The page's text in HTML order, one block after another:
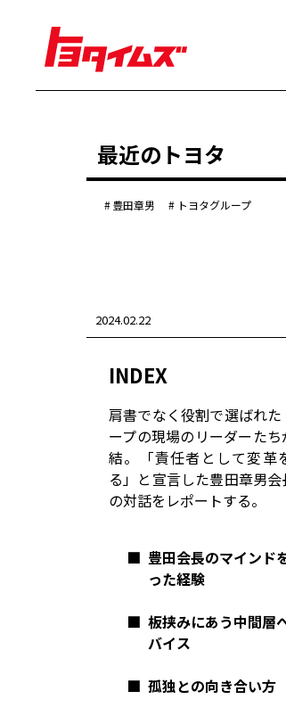
豊田章男 佐藤恒治 決算
労使協議会
センチュリー
コーポレート
モビリティカンパニー トヨタ
トヨタグループ モノづくり
最近のトヨタ
豊田章男 トヨタグループ
2024.02.22
INDEX
肩書でなく役割で選ばれ
ープの現場のリーダーた
結。「責任者として変革
る」と宣言した豊田章男
の対話をレポートする。
■ 豊田会長のマインド
った経験
■ 板挟みにあう中間層
バイス
■ 孤独との向き合い方